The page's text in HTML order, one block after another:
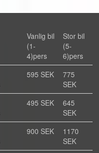
Vanlig bil
(1-
4)pers
Stor bil
(5-
6)pers
595 SEK
775
SEK
495 SEK
645
SEK
900 SEK
1170
SEK